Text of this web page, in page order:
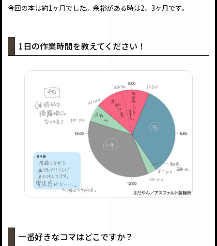
今回の本は約1ヶ月でした。余裕がある時は2、3ヶ月です。
1日の作業時間を教えてください！
一番好きなコマはどこですか？